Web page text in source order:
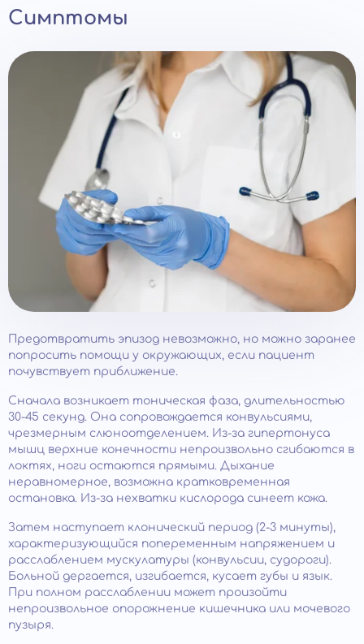
Симптомы
Предотвратить эпизод невозможно, но можно заранее
попросить помощи у окружающих, если пациент
почувствует приближение.
Сначала возникает тоническая фаза, длительностью
30-45 секунд. Она сопровождается конвульсиями,
чрезмерным слюноотделением. Из-за гипертонуса
мышц верхние конечности непроизвольно сгибаются в
локтях, ноги остаются прямыми. Дыхание
неравномерное, возможна кратковременная
остановка. Из-за нехватки кислорода синеет кожа.
Затем наступает клонический период (2-3 минуты),
характеризующийся попеременным напряжением и
расслаблением мускулатуры (конвульсии, судороги).
Больной дергается, изгибается, кусает губы и язык.
При полном расслаблении может произойти
непроизвольное опорожнение кишечника или мочевого
пузыря.